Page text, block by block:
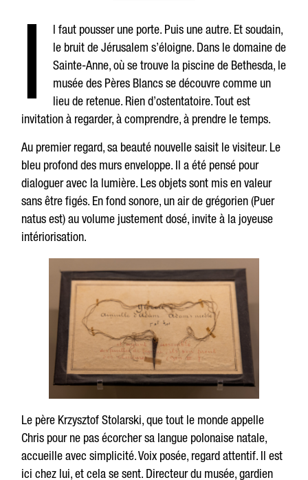
I
l faut pousser une porte. Puis une autre. Et soudain,
le bruit de Jérusalem s’éloigne. Dans le domaine de
Sainte-Anne, où se trouve la piscine de Bethesda, le
musée des Pères Blancs se découvre comme un
lieu de retenue. Rien d’ostentatoire. Tout est
invitation à regarder, à comprendre, à prendre le temps.
Au premier regard, sa beauté nouvelle saisit le visiteur. Le
bleu profond des murs enveloppe. Il a été pensé pour
dialoguer avec la lumière. Les objets sont mis en valeur
sans être figés. En fond sonore, un air de grégorien (Puer
natus est) au volume justement dosé, invite à la joyeuse
intériorisation.
Le père Krzysztof Stolarski, que tout le monde appelle
Chris pour ne pas écorcher sa langue polonaise natale,
accueille avec simplicité. Voix posée, regard attentif. Il est
ici chez lui, et cela se sent. Directeur du musée, gardien